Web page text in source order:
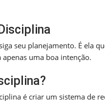
seu planejamento. É ela
uma boa intenção.
é criar um sistema de